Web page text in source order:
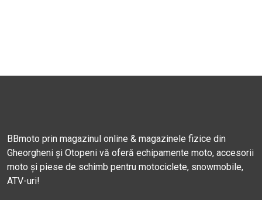
BBmoto prin magazinul online & magazinele fizice din
Gheorgheni și Otopeni vă oferă echipamente moto, accesorii
moto și piese de schimb pentru motociclete, snowmobile,
ATV-uri!